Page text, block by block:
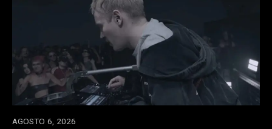
AGOSTO 6, 2026